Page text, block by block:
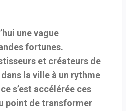
une vague
fortunes.
et créateurs de
la ville à un rythme
s’est accélérée ces
point de transformer